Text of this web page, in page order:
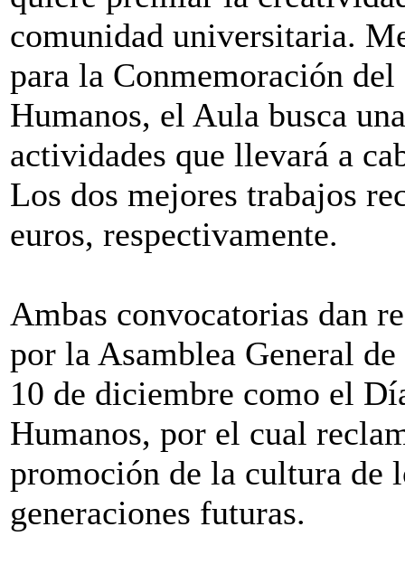
comunidad universitaria.
para la Conmemoración
Humanos, el Aula busca
actividades que llevará a
Los dos mejores trabajos
euros, respectivamente.
Ambas convocatorias dan
por la Asamblea General
10 de diciembre como el
Humanos, por el cual
promoción de la cultura de
generaciones futuras.